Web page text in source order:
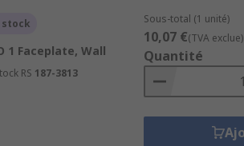
and other environments where
stock
1 Faceplate, Wall
RS 187-3813
Sous-total (1 unité)
10,07 €(TVA exclue)
Quantité